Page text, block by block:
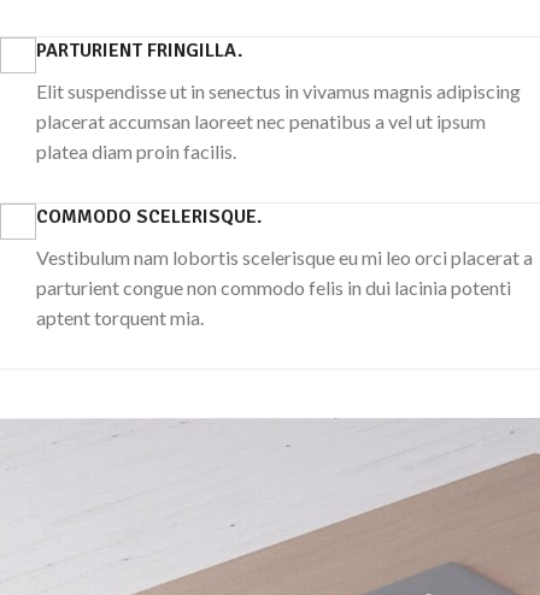
PARTURIENT FRINGILLA.
Elit suspendisse ut in senectus in vivamus magnis adipiscing
placerat accumsan laoreet nec penatibus a vel ut ipsum
platea diam proin facilis.
COMMODO SCELERISQUE.
Vestibulum nam lobortis scelerisque eu mi leo orci placerat a
parturient congue non commodo felis in dui lacinia potenti
aptent torquent mia.